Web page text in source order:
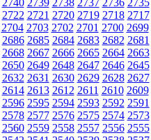
2722 2721 2720 2719 2718 2717
2704 2703 2702 2701 2700 2699
2686 2685 2684 2683 2682 2681
2668 2667 2666 2665 2664 2663
2650 2649 2648 2647 2646 2645
2632 2631 2630 2629 2628 2627
2614 2613 2612 2611 2610 2609
2596 2595 2594 2593 2592 2591
2578 2577 2576 2575 2574 2573
2560 2559 2558 2557 2556 2555